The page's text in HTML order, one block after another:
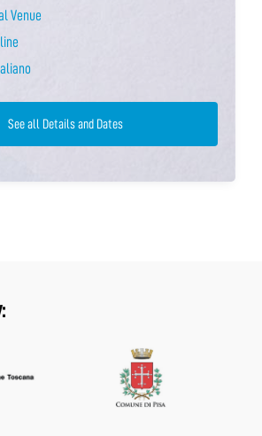
Venue
See all Details and Dates